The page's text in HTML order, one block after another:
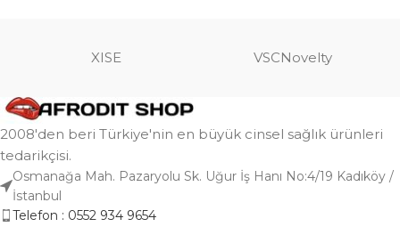
XISE VSCNovelty
2008'den beri Türkiye'nin en büyük cinsel sağlık ürünleri
tedarikçisi.
Osmanağa Mah. Pazaryolu Sk. Uğur İş Hanı No:4/19 Kadıköy /
İstanbul
Telefon : 0552 934 9654